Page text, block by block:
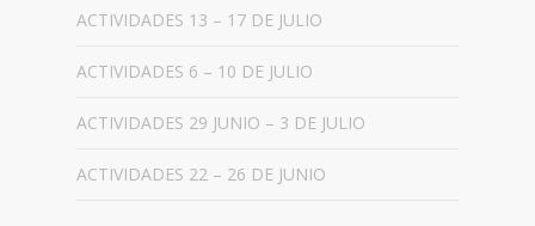
ACTIVIDADES 13 – 17 DE JULIO
ACTIVIDADES 6 – 10 DE JULIO
ACTIVIDADES 29 JUNIO – 3 DE JULIO
ACTIVIDADES 22 – 26 DE JUNIO